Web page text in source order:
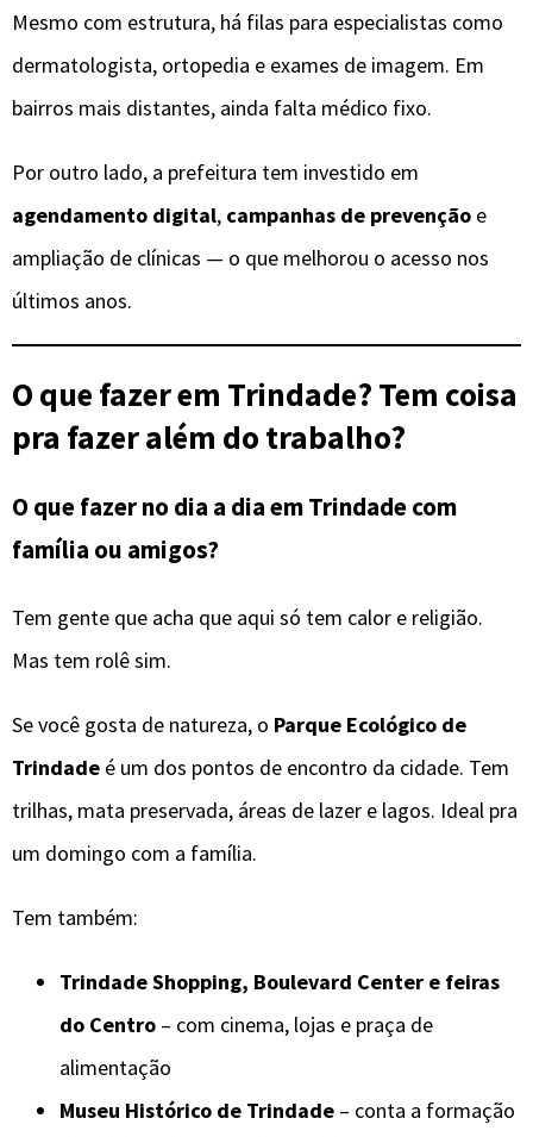
Mesmo com estrutura, há filas para especialistas como
dermatologista, ortopedia e exames de imagem. Em
bairros mais distantes, ainda falta médico fixo.
Por outro lado, a prefeitura tem investido em
agendamento digital, campanhas de prevenção e
ampliação de clínicas — o que melhorou o acesso nos
últimos anos.
O que fazer em Trindade? Tem coisa
pra fazer além do trabalho?
O que fazer no dia a dia em Trindade com
família ou amigos?
Tem gente que acha que aqui só tem calor e religião.
Mas tem rolê sim.
Se você gosta de natureza, o Parque Ecológico de
Trindade é um dos pontos de encontro da cidade. Tem
trilhas, mata preservada, áreas de lazer e lagos. Ideal pra
um domingo com a família.
Tem também:
Trindade Shopping, Boulevard Center e feiras
do Centro – com cinema, lojas e praça de
alimentação
Museu Histórico de Trindade – conta a formação